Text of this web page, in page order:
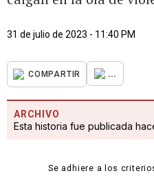
31 de julio de 2023 - 11:40 PM
COMPARTIR ...
ARCHIVO
Esta historia fue publicada
Se adhiere a los